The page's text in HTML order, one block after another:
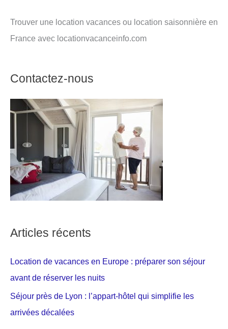
Trouver une location vacances ou location saisonnière en
France avec locationvacanceinfo.com
Contactez-nous
Articles récents
Location de vacances en Europe : préparer son séjour
avant de réserver les nuits
Séjour près de Lyon : l’appart-hôtel qui simplifie les
arrivées décalées